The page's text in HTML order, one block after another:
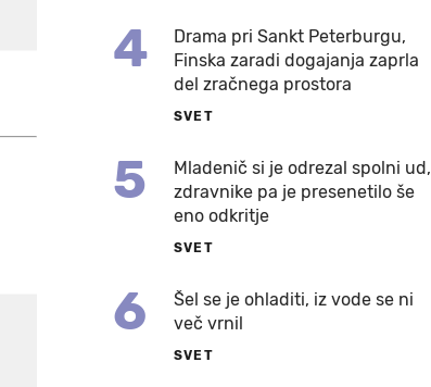
4
Drama pri Sankt Peterburgu,
Finska zaradi dogajanja zaprla
del zračnega prostora
SVET
5
Mladenič si je odrezal spolni ud,
zdravnike pa je presenetilo še
eno odkritje
SVET
6
Šel se je ohladiti, iz vode se ni
več vrnil
SVET